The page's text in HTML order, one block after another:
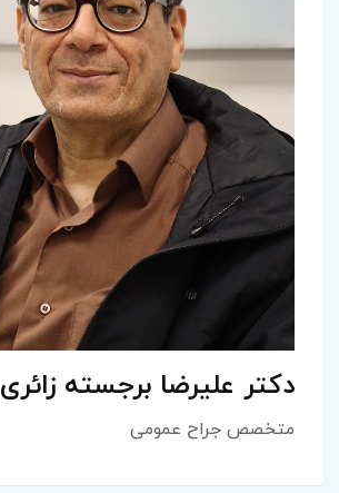
دکتر علیرضا برجسته زائری
متخصص جراح عمومی